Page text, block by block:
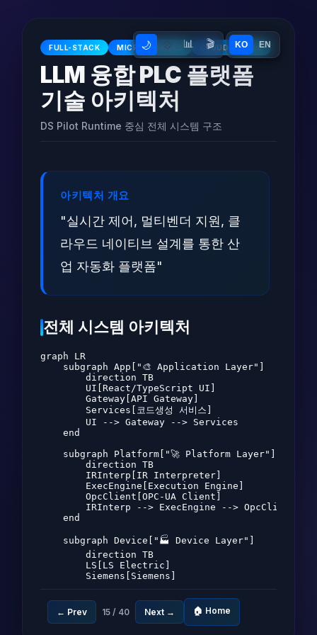
FULL-STACK MICROSERVICES CLOUD-NATIVE
LLM 융합 PLC 플랫폼
기술 아키텍처
DS Pilot Runtime 중심 전체 시스템 구조
아키텍처 개요
"실시간 제어, 멀티벤더 지원, 클
라우드 네이티브 설계를 통한 산
업 자동화 플랫폼"
전체 시스템 아키텍처
graph LR
    subgraph App["🎨 Application Layer"]
        direction TB
        UI[React/TypeScript UI]
        Gateway[API Gateway]
        Services[코드생성 서비스]
        UI --> Gateway --> Services
    end
    subgraph Platform["🚀 Platform Layer"]
        direction TB
        IRInterp[IR Interpreter]
        ExecEngine[Execution Engine]
        OpcClient[OPC-UA Client]
        IRInterp --> ExecEngine --> OpcClient
    end
    subgraph Device["🏭 Device Layer"]
        direction TB
        LS[LS Electric]
        Siemens[Siemens]
        Mitsubishi[Mitsubishi]
    end
← Prev 15 / 40 Next → 🏠 Home
🌙 💠 📊 🎬 KO EN